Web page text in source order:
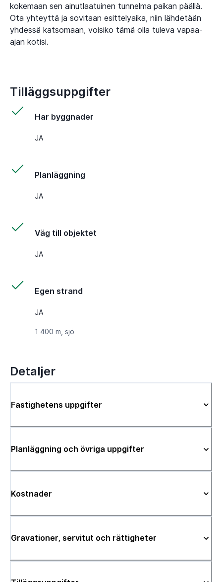
kokemaan sen ainutlaatuinen tunnelma paikan päällä.
Ota yhteyttä ja sovitaan esittelyaika, niin lähdetään
yhdessä katsomaan, voisiko tämä olla tuleva vapaa-
ajan kotisi.
Tilläggsuppgifter
Har byggnader
JA
Planläggning
JA
Väg till objektet
JA
Egen strand
JA
1 400 m, sjö
Detaljer
Fastighetens uppgifter
Planläggning och övriga uppgifter
Kostnader
Gravationer, servitut och rättigheter